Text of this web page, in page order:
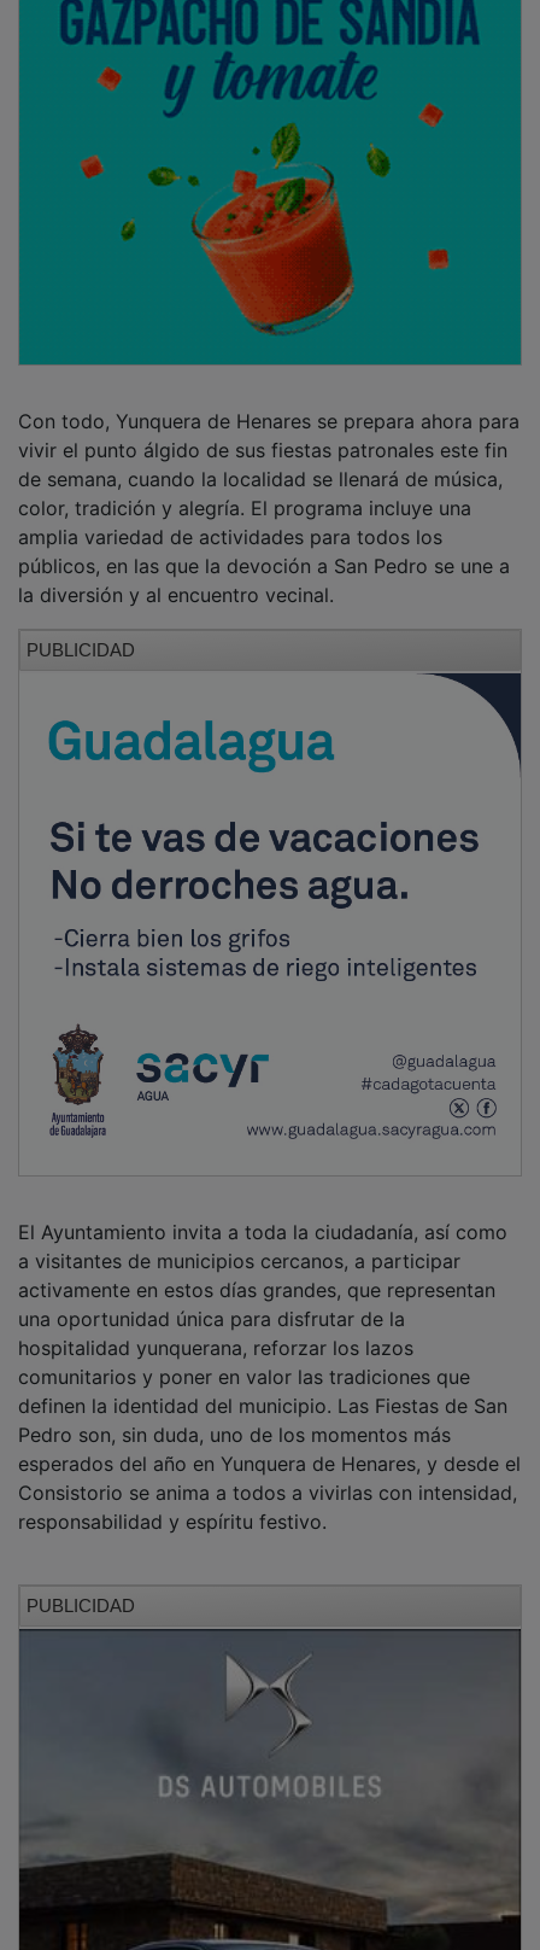
vivir el punto álgido de sus fiestas patronales este fin
de semana, cuando la localidad se llenará de música,
color, tradición y alegría. El programa incluye una
amplia variedad de actividades para todos los
públicos, en las que la devoción a San Pedro se une a
la diversión y al encuentro vecinal.
a visitantes de municipios cercanos, a participar
activamente en estos días grandes, que representan
una oportunidad única para disfrutar de la
hospitalidad yunquerana, reforzar los lazos
comunitarios y poner en valor las tradiciones que
definen la identidad del municipio. Las Fiestas de San
Pedro son, sin duda, uno de los momentos más
esperados del año en Yunquera de Henares, y desde el
Consistorio se anima a todos a vivirlas con intensidad,
responsabilidad y espíritu festivo.